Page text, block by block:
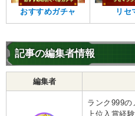
悟空3
超激戦
超サイ
超サイ
【発動リ
・
おすすめガチャ リセ
記事の編集者情報
編集者
ランク999
上位入賞経